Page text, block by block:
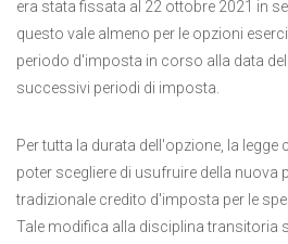
era stata fissata al 22 ottobre 2021 in
questo vale almeno per le opzioni
periodo d'imposta in corso alla data
successivi periodi di imposta.
Per tutta la durata dell'opzione, la legge
poter scegliere di usufruire della nuova
tradizionale credito d'imposta per le
Tale modifica alla disciplina transitoria